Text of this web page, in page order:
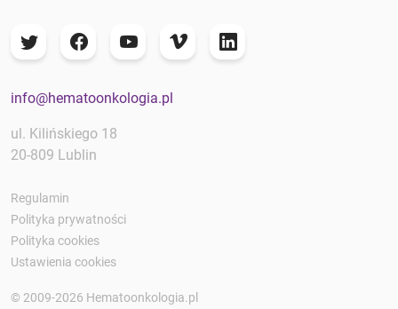
info@hematoonkologia.pl
ul. Kilińskiego 18
20-809 Lublin
Regulamin
Polityka prywatności
Polityka cookies
Ustawienia cookies
© 2009-2026 Hematoonkologia.pl